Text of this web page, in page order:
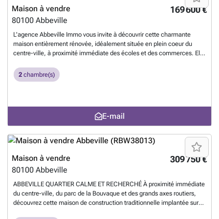
514163823 En savoir plus ? 169 600 €
Maison à vendre
80100 Abbeville
L'agence Abbeville Immo vous invite à découvrir cette charmante
maison entièrement rénovée, idéalement située en plein coeur du
centre-ville, à proximité immédiate des écoles et des commerces. Elle
cuisine aménagée et d'un coin repas, d'une salle d'eau, un wc et une
buanderie ; au premier étage : d'un petit salon cosy ainsi que de deux
central au gaz de ville, d'une dépendance et d'un jardinet bien exposé.
Un véritable coup de coeur de l'agence ! Pour visiter contacter
l'agence ABBEVILLE IMMO EN ENTRANT CHEZ NOUS VOUS
ENTREREZ BIENTOT CHEZ VOUS !!!En savoir plus ?
2 chambre(s)
E-mail
309 750 €
Maison à vendre
80100 Abbeville
ABBEVILLE QUARTIER CALME ET RECHERCHÉ À proximité immédiate
du centre-ville, du parc de la Bouvaque et des grands axes routiers,
découvrez cette maison de construction traditionnelle implantée sur